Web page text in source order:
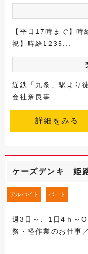
【平日17時まで】
祝】時給1235...
近鉄「九条」駅より
会社奈良事...
詳細をみる
ケーズデンキ 姫
アルバイト パート
週3日～、1日4ｈ～
務・軽作業のお仕事